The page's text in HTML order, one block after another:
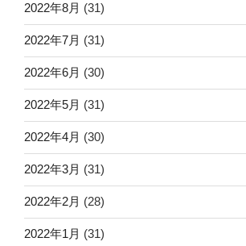
2022年8月 (31)
2022年7月 (31)
2022年6月 (30)
2022年5月 (31)
2022年4月 (30)
2022年3月 (31)
2022年2月 (28)
2022年1月 (31)